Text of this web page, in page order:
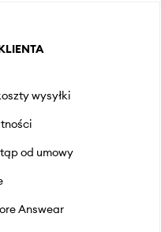
wysyłki
od umowy
Answear